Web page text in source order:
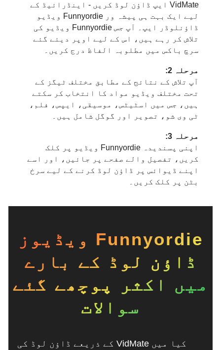
VidMate ایپ ڈاؤن لوڈ کریں - اینڈرائیڈ کے
لیے ایک بہت ہی پیشہ ور Funnyordie ویڈیو
ڈاؤنلوڈر ایپ۔ آپ جس Funnyordie ویڈیو کی
تلاش کر رہے ہیں، اس کے لیے اوپر دیئے گئے
سرچ باکس میں مطلوبہ الفاظ درج کریں۔
مرحلہ 2:
آپ تلاش کے نتائج کے مطابق مختلف ٹیگز کے
تحت مختلف ویڈیو مواد کا انتخاب کر سکتے
ہیں، جس میں اسٹیٹس، موسیقی، ایپس، فلم،
ٹی وی شو، تصویر اور گوگل شامل ہیں۔
مرحلہ 3:
اپنی پسندیدہ Funnyordie ویڈیو پر کلک
کریں، تفصیل والے صفحے پر جائیں، اور اسے
اپنے ڈیوائس پر ڈاؤن لوڈ کرنے کے لیے سرخ
بٹن پر کلک کریں۔
Funnyordie ویڈیوز
ڈاؤن لوڈ کے بارے
میں اکثر پوچھے گئے
سوالات
کیا میں VidMate کے ذریعے ڈاؤن لوڈ کی